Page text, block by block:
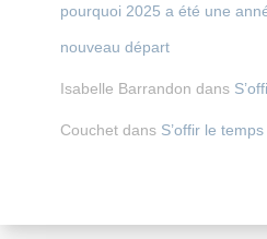
pourquoi 2025 a été une
nouveau départ
Isabelle Barrandon dans
Couchet dans S’offir le